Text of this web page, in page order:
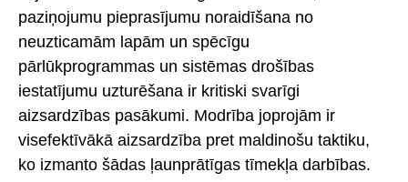
paziņojumu pieprasījumu noraidīšana no
neuzticamām lapām un spēcīgu
pārlūkprogrammas un sistēmas drošības
iestatījumu uzturēšana ir kritiski svarīgi
aizsardzības pasākumi. Modrība joprojām ir
visefektīvākā aizsardzība pret maldinošu taktiku,
ko izmanto šādas ļaunprātīgas tīmekļa darbības.